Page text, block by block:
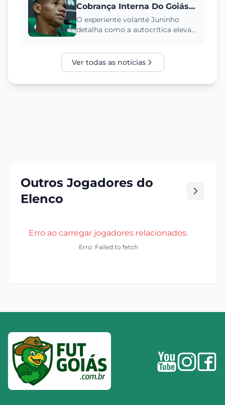
Cobrança Interna Do Goiás
Na Liderança Da Série B
O experiente volante Juninho
detalha como a autocrítica eleva
Ver todas as notícias
Outros Jogadores do
Elenco
Erro ao carregar jogadores relacionados.
Erro: Failed to fetch